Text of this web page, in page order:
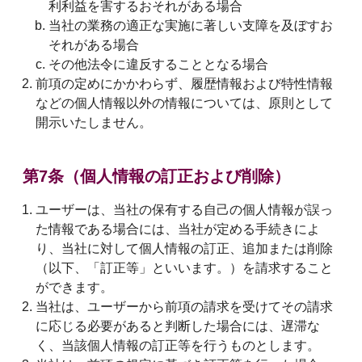
利利益を害するおそれがある場合
当社の業務の適正な実施に著しい支障を及ぼすお
それがある場合
その他法令に違反することとなる場合
前項の定めにかかわらず、履歴情報および特性情報
などの個人情報以外の情報については、原則として
開示いたしません。
第7条（個人情報の訂正および削除）
ユーザーは、当社の保有する自己の個人情報が誤っ
た情報である場合には、当社が定める手続きによ
り、当社に対して個人情報の訂正、追加または削除
（以下、「訂正等」といいます。）を請求すること
ができます。
当社は、ユーザーから前項の請求を受けてその請求
に応じる必要があると判断した場合には、遅滞な
く、当該個人情報の訂正等を行うものとします。